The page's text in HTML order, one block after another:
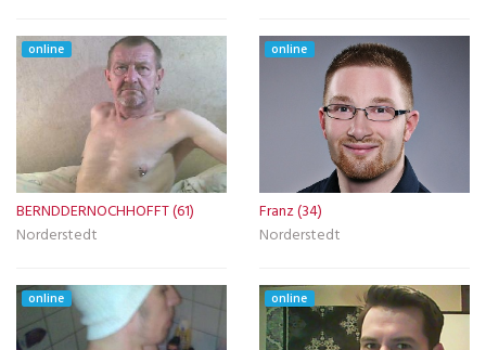
online
BERNDDERNOCHHOFFT (61)
Norderstedt
online
Franz (34)
Norderstedt
online online